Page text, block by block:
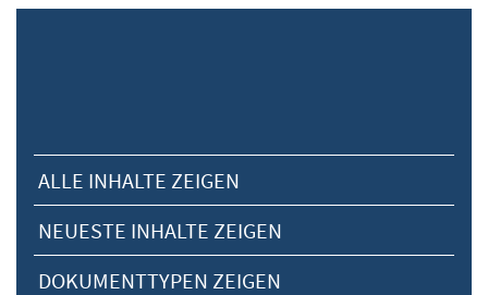
ALLE INHALTE ZEIGEN
NEUESTE INHALTE ZEIGEN
DOKUMENTTYPEN ZEIGEN